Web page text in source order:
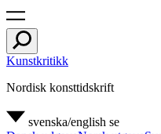
Kunstkritikk
Nordisk konsttidskrift
svenska/english se